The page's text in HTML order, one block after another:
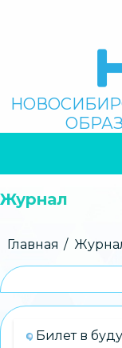
Поиск
НАВИГАЦИЯ
Журнал
Строка
Главная
Билет в